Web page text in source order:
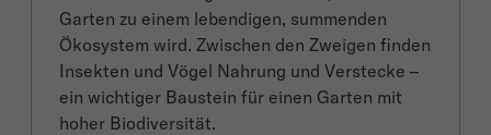
Garten zu einem lebendigen, summenden
Ökosystem wird. Zwischen den Zweigen finden
Insekten und Vögel Nahrung und Verstecke –
ein wichtiger Baustein für einen Garten mit
hoher Biodiversität.